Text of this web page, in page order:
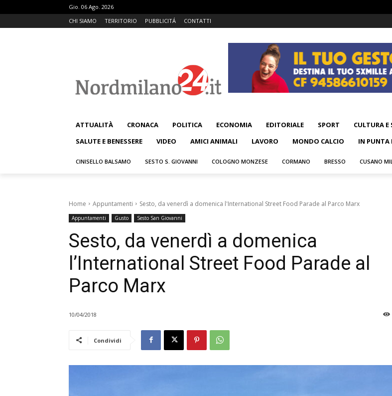
Gio. 06 Ago. 2026
CHI SIAMO
TERRITORIO PUBBLICITÁ CONTATTI
ATTUALITÀ CRONACA POLITICA ECONOMIA EDITORIALE SPORT CULTURA E
SALUTE E BENESSERE
VIDEO AMICI ANIMALI LAVORO MONDO CALCIO IN PUNTA
CINISELLO BALSAMO SESTO S. GIOVANNI COLOGNO MONZESE CORMANO BRESSO CUSANO
Home Appuntamenti Sesto, da venerdì a domenica l'International Street Food Parade al Parco Marx
Appuntamenti Gusto Sesto San Giovanni
Sesto, da venerdì a domenica
l’International Street Food Parade al
Parco Marx
10/04/2018
Condividi